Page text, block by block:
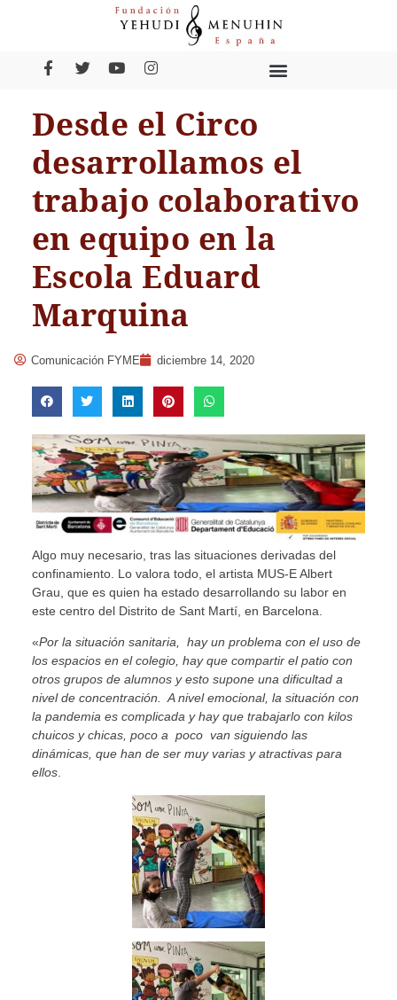
Desde el Circo
desarrollamos el
trabajo colaborativo
en equipo en la
Escola Eduard
Marquina
Comunicación FYME diciembre 14, 2020
Algo muy necesario, tras las situaciones derivadas del
confinamiento. Lo valora todo, el artista MUS-E Albert
Grau, que es quien ha estado desarrollando su labor en
este centro del Distrito de Sant Martí, en Barcelona.
«Por la situación sanitaria, hay un problema con el uso de
los espacios en el colegio, hay que compartir el patio con
otros grupos de alumnos y esto supone una dificultad a
nivel de concentración. A nivel emocional, la situación con
la pandemia es complicada y hay que trabajarlo con kilos
chuicos y chicas, poco a poco van siguiendo las
dinámicas, que han de ser muy varias y atractivas para
ellos.